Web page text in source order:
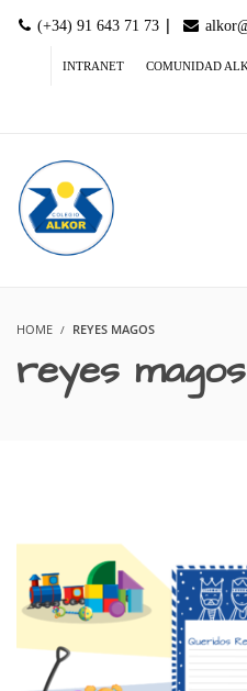
(+34) 91 643 71 73 |
INTRANET COMUNIDAD
HOME REYES MAGOS
reyes magos